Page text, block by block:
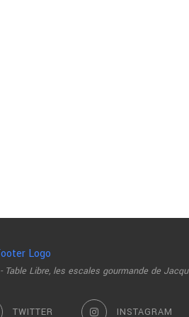
- Table Libre, les escales gourmande de
TWITTER INSTAGRAM